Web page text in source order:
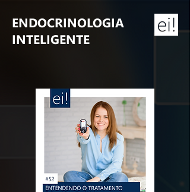
ENDOCRINOLOGIA
INTELIGENTE